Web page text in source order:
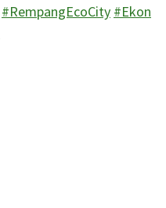
#RempangEcoCity #Ekon